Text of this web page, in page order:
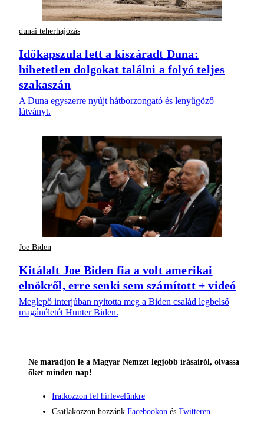
dunai teherhajózás
Időkapszula lett a kiszáradt Duna:
hihetetlen dolgokat találni a folyó teljes
szakaszán
A Duna egyszerre nyújt hátborzongató és lenyűgöző
látványt.
Joe Biden
Kitálalt Joe Biden fia a volt amerikai
elnökről, erre senki sem számított + videó
Meglepő interjúban nyitotta meg a Biden család legbelső
magánéletét Hunter Biden.
Ne maradjon le a Magyar Nemzet legjobb írásairól, olvassa
őket minden nap!
Iratkozzon fel hírlevelünkre
Csatlakozzon hozzánk Facebookon és Twitteren